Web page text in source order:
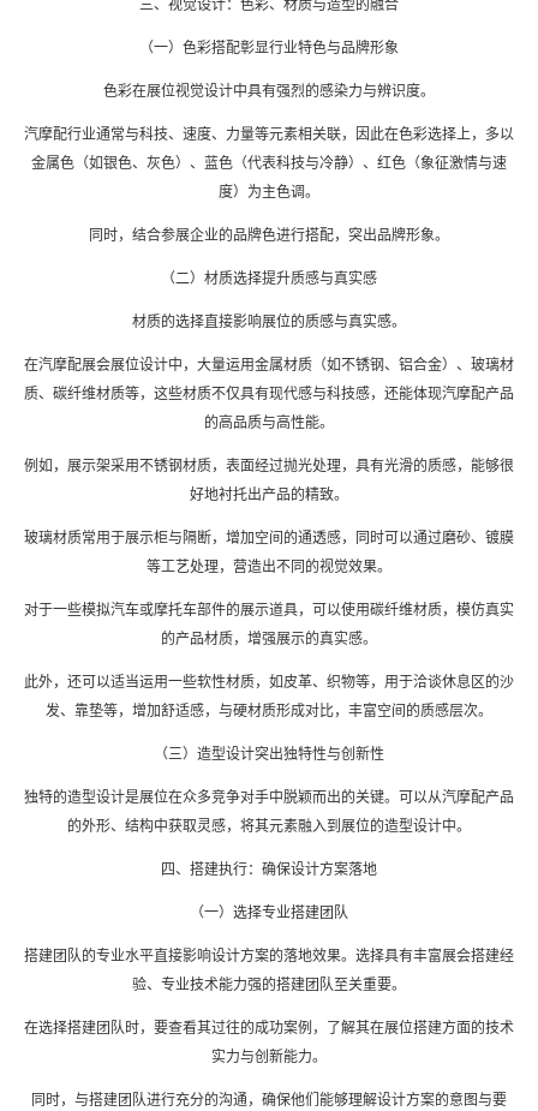
三、视觉设计：色彩、材质与造型的融合
（一）色彩搭配彰显行业特色与品牌形象
色彩在展位视觉设计中具有强烈的感染力与辨识度。
汽摩配行业通常与科技、速度、力量等元素相关联，因此在色彩选择上，多以
金属色（如银色、灰色）、蓝色（代表科技与冷静）、红色（象征激情与速
度）为主色调。
同时，结合参展企业的品牌色进行搭配，突出品牌形象。
（二）材质选择提升质感与真实感
材质的选择直接影响展位的质感与真实感。
在汽摩配展会展位设计中，大量运用金属材质（如不锈钢、铝合金）、玻璃材
质、碳纤维材质等，这些材质不仅具有现代感与科技感，还能体现汽摩配产品
的高品质与高性能。
例如，展示架采用不锈钢材质，表面经过抛光处理，具有光滑的质感，能够很
好地衬托出产品的精致。
玻璃材质常用于展示柜与隔断，增加空间的通透感，同时可以通过磨砂、镀膜
等工艺处理，营造出不同的视觉效果。
对于一些模拟汽车或摩托车部件的展示道具，可以使用碳纤维材质，模仿真实
的产品材质，增强展示的真实感。
此外，还可以适当运用一些软性材质，如皮革、织物等，用于洽谈休息区的沙
发、靠垫等，增加舒适感，与硬材质形成对比，丰富空间的质感层次。
（三）造型设计突出独特性与创新性
独特的造型设计是展位在众多竞争对手中脱颖而出的关键。可以从汽摩配产品
的外形、结构中获取灵感，将其元素融入到展位的造型设计中。
四、搭建执行：确保设计方案落地
（一）选择专业搭建团队
搭建团队的专业水平直接影响设计方案的落地效果。选择具有丰富展会搭建经
验、专业技术能力强的搭建团队至关重要。
在选择搭建团队时，要查看其过往的成功案例，了解其在展位搭建方面的技术
实力与创新能力。
同时，与搭建团队进行充分的沟通，确保他们能够理解设计方案的意图与要